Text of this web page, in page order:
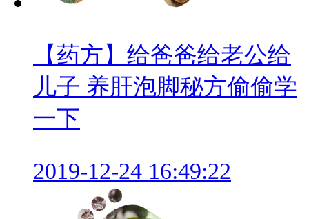
【药方】给爸爸给老公给
儿子 养肝泡脚秘方偷偷学
一下
2019-12-24 16:49:22